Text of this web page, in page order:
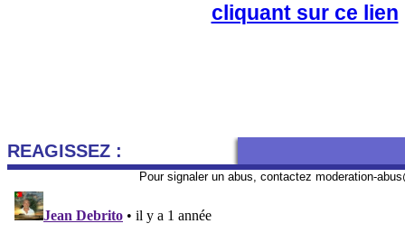
cliquant sur ce lien
REAGISSEZ :
Pour signaler un abus, contactez moderation-